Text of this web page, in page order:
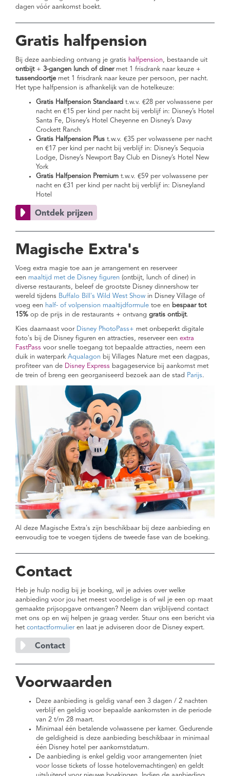
dagen vóór aankomst boekt.
Gratis halfpension
Bij deze aanbieding ontvang je gratis halfpension, bestaande uit
ontbijt + 3-gangen lunch of diner met 1 frisdrank naar keuze +
tussendoortje met 1 frisdrank naar keuze per persoon, per nacht.
Het type halfpension is afhankelijk van de hotelkeuze:
Gratis Halfpension Standaard t.w.v. €28 per volwassene per
nacht en €15 per kind per nacht bij verblijf in: Disney’s Hotel
Santa Fe, Disney’s Hotel Cheyenne en Disney’s Davy
Crockett Ranch
Gratis Halfpension Plus t.w.v. €35 per volwassene per nacht
en €17 per kind per nacht bij verblijf in: Disney’s Sequoia
Lodge, Disney’s Newport Bay Club en Disney’s Hotel New
York
Gratis Halfpension Premium t.w.v. €59 per volwassene per
nacht en €31 per kind per nacht bij verblijf in: Disneyland
Hotel
Magische Extra's
Voeg extra magie toe aan je arrangement en reserveer
een maaltijd met de Disney figuren (ontbijt, lunch of diner) in
diverse restaurants, beleef de grootste Disney dinnershow ter
wereld tijdens Buffalo Bill's Wild West Show in Disney Village of
voeg een half- of volpension maaltijdformule toe en bespaar tot
15% op de prijs in de restaurants + ontvang gratis ontbijt.
Kies daarnaast voor Disney PhotoPass+ met onbeperkt digitale
foto's bij de Disney figuren en attracties, reserveer een extra
FastPass voor snelle toegang tot bepaalde attracties, neem een
duik in waterpark Aqualagon bij Villages Nature met een dagpas,
profiteer van de Disney Express bagageservice bij aankomst met
de trein of breng een georganiseerd bezoek aan de stad Parijs.
Al deze Magische Extra's zijn beschikbaar bij deze aanbieding en
eenvoudig toe te voegen tijdens de tweede fase van de boeking.
Contact
Heb je hulp nodig bij je boeking, wil je advies over welke
aanbieding voor jou het meest voordelige is of wil je een op maat
gemaakte prijsopgave ontvangen? Neem dan vrijblijvend contact
met ons op en wij helpen je graag verder. Stuur ons een bericht via
het contactformulieren laat je adviseren door de Disney expert.
Voorwaarden
Deze aanbieding is geldig vanaf een 3 dagen / 2 nachten
verblijf en geldig voor bepaalde aankomsten in de periode
van 2 t/m 28 maart.
Minimaal één betalende volwassene per kamer. Gedurende
de geldigheid is deze aanbieding beschikbaar in minimaal
één Disney hotel per aankomstdatum.
De aanbieding is enkel geldig voor arrangementen (niet
voor losse tickets of losse hotelovernachtingen) en geldt